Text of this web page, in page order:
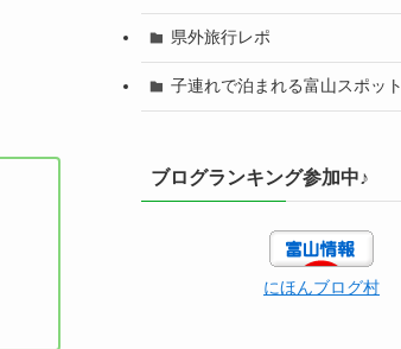
県外旅行レポ
子連れで泊まれる富山スポット
ブログランキング参加中♪
にほんブログ村